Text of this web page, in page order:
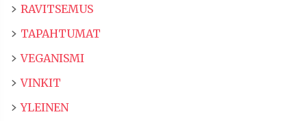
RAVITSEMUS
TAPAHTUMAT
VEGANISMI
VINKIT
YLEINEN